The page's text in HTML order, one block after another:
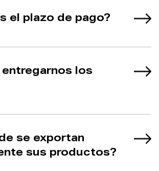
el plazo de pago?
entregarnos los
se exportan
sus productos?